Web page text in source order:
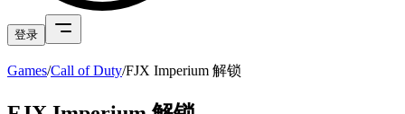
登录
Games/Call of Duty/FJX Imperium 解锁